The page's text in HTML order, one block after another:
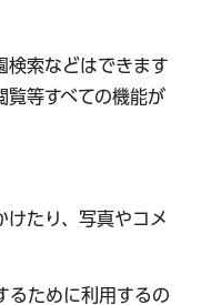
検索などはできます
覧等すべての機能が
けたり、写真やコメ
るために利用するの